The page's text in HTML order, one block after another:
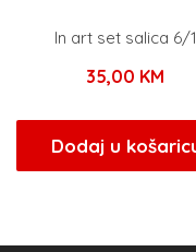
In art set salica 6/1
35,00 KM
Dodaj u